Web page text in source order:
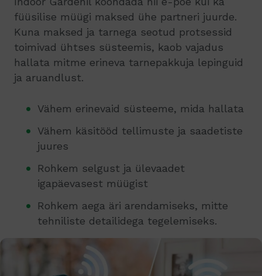
füüsilise müügi maksed ühe partneri juurde.
Kuna maksed ja tarnega seotud protsessid
toimivad ühtses süsteemis, kaob vajadus
hallata mitme erineva tarnepakkuja lepinguid
ja aruandlust.
Vähem erinevaid süsteeme, mida hallata
Vähem käsitööd tellimuste ja saadetiste
juures
Rohkem selgust ja ülevaadet
igapäevasest müügist
Rohkem aega äri arendamiseks, mitte
tehniliste detailidega tegelemiseks.